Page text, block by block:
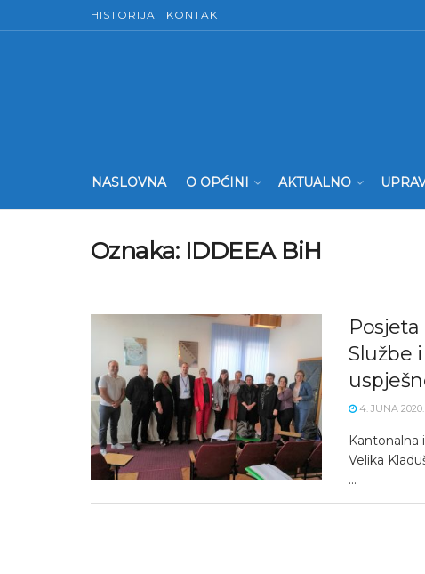
HISTORIJA KONTAKT
NASLOVNA O OPĆINI AKTUALNO
Oznaka: IDDEEA BiH
Službe
4. JUNA 2020.
Kantonalna
Velika
...